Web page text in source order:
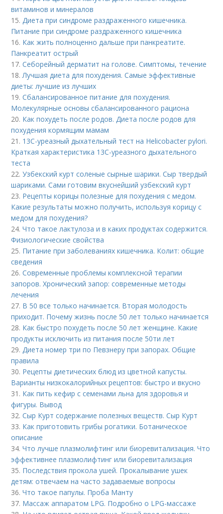
витаминов и минералов
15.Диета при синдроме раздраженного кишечника.
Питание при синдроме раздраженного кишечника
16. Как жить полноценно дальше при панкреатите.
Панкреатит острый
17.Себорейный дерматит на голове. Cимптомы, течение
18.Лучшая диета для похудения. Самые эффективные
диеты: лучшие из лучших
19.Сбалансированное питание для похудения.
Молекулярные основы сбалансированного рациона
20. Как похудеть после родов. Диета после родов для
похудения кормящим мамам
21. 13С-уреазный дыхательный тест на Helicobacter pylori.
Краткая характеристика 13С-уреазного дыхательного
теста
22.Узбекский курт соленые сырные шарики. Сыр твердый
шариками. Сами готовим вкуснейший узбекский курт
23. Рецепты корицы полезные для похудения с медом.
Какие результаты можно получить, используя корицу с
медом для похудения?
24.Что такое лактулоза и в каких продуктах содержится.
Физиологические свойства
25. Питание при заболеваниях кишечника. Колит: общие
сведения
26.Современные проблемы комплексной терапии
запоров. Хронический запор: современные методы
лечения
27. В 50 все только начинается. Вторая молодость
приходит. Почему жизнь после 50 лет только начинается
28. Как быстро похудеть после 50 лет женщине. Какие
продукты исключить из питания после 50ти лет
29.Диета номер три по Певзнеру при запорах. Общие
правила
30. Рецепты диетических блюд из цветной капусты.
Варианты низкокалорийных рецептов: быстро и вкусно
31. Как пить кефир с семенами льна для здоровья и
фигуры. Вывод
32.Сыр Курт содержание полезных веществ. Сыр Курт
33. Как приготовить грибы рогатики. Ботаническое
описание
34.Что лучше плазмолифтинг или биоревитализация. Что
эффективнее плазмолифтинг или биоревитализация
35. Последствия прокола ушей. Прокалывание ушек
детям: отвечаем на часто задаваемые вопросы
36.Что такое папулы. Проба Манту
37. Массаж аппаратом LPG. Подробно о LPG-массаже